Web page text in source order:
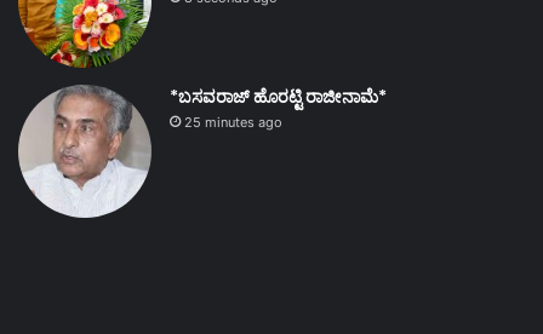
*ಬಸವರಾಜ್ ಹೊರಟ್ಟಿ ರಾಜೀನಾಮೆ*
25 minutes ago